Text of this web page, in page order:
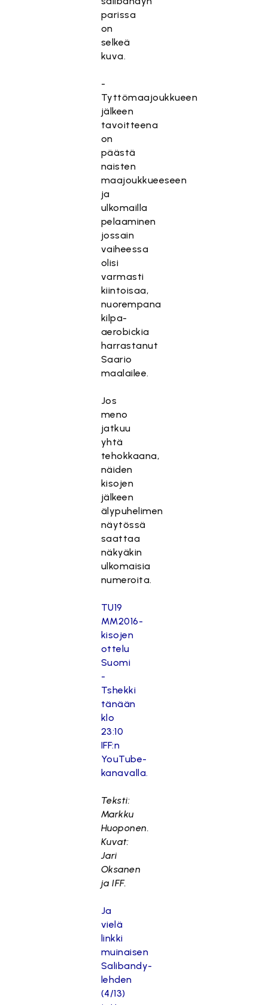
parissa
on
selkeä
kuva.
-
Tyttömaajoukkueen
jälkeen
tavoitteena
on
päästä
naisten
maajoukkueeseen
ja
ulkomailla
pelaaminen
jossain
vaiheessa
olisi
varmasti
kiintoisaa,
nuorempana
kilpa-
aerobickia
harrastanut
Saario
maalailee.
Jos
meno
jatkuu
yhtä
tehokkaana,
näiden
kisojen
jälkeen
älypuhelimen
näytössä
saattaa
näkyäkin
ulkomaisia
numeroita.
TU19
MM2016-
kisojen
ottelu
Suomi
-
Tshekki
tänään
klo
23:10
IFF:n
YouTube-
kanavalla.
Teksti:
Markku
Huoponen.
Kuvat:
Jari
Oksanen
ja IFF.
Ja
vielä
linkki
muinaisen
Salibandy-
lehden
(4/13)